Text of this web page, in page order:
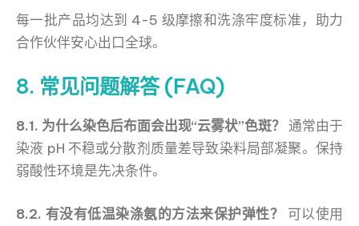
每一批产品均达到 4-5 级摩擦和洗涤牢度标准，助力
合作伙伴安心出口全球。
8. 常见问题解答 (FAQ)
8.1. 为什么染色后布面会出现“云雾状”色斑？ 通常由于
染液 pH 不稳或分散剂质量差导致染料局部凝聚。保持
弱酸性环境是先决条件。
8.2. 有没有低温染涤氨的方法来保护弹性？
可以使用